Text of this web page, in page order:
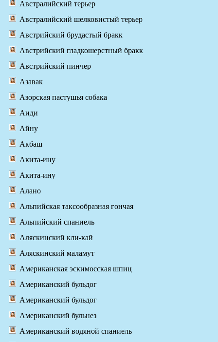
Австралийский терьер
Австралийский шелковистый терьер
Австрийский брудастый бракк
Австрийский гладкошерстный бракк
Австрийский пинчер
Азавак
Азорская пастушья собака
Аиди
Айну
Акбаш
Акита-ину
Акита-ину
Алано
Альпийская таксообразная гончая
Альпийский спаниель
Аляскинский кли-кай
Аляскинский маламут
Американская эскимосская шпиц
Американский бульдог
Американский бульдог
Американский бульнез
Американский водяной спаниель